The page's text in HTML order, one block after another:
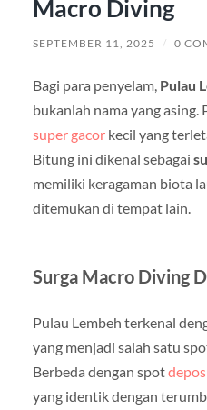
Macro Diving
SEPTEMBER 11, 2025 / 0
Bagi para penyelam, Pulau
bukanlah nama yang asing.
super gacorkecil yang
Bitung ini dikenal sebagai
memiliki keragaman biota
ditemukan di tempat lain.
Surga Macro Diving
Pulau Lembeh terkenal
yang menjadi salah satu
Berbeda dengan spot
yang identik dengan